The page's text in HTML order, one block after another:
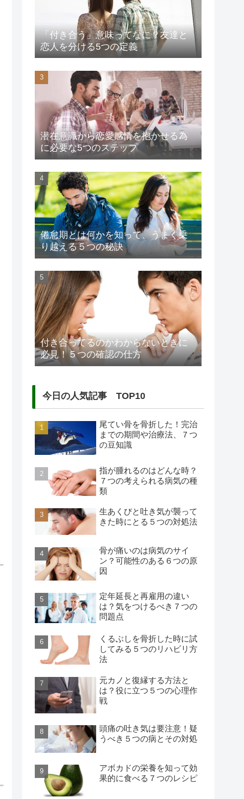
「付き合う」意味ってなに？友達と
恋人を分ける5つの定義
潜在意識から恋愛感情を抱かせる為
に必要な5つのステップ
倦怠期とは何かを知って、うまく乗
り越える５つの秘訣
付き合ってるのかわからないときに
必見！５つの確認の仕方
今日の人気記事 TOP10
尾てい骨を骨折した！完治
までの期間や治療法、７つ
の豆知識
指が腫れるのはどんな時？
７つの考えられる病気の種
類
生あくびと吐き気が襲って
きた時にとる５つの対処法
骨が痛いのは病気のサイ
ン？可能性のある６つの原
因
定年延長と再雇用の違い
は？気をつけるべき７つの
問題点
くるぶしを骨折した時に試
してみる５つのリハビリ方
法
元カノと復縁する方法と
は？役に立つ５つの心理作
戦
頭痛の吐き気は要注意！疑
うべき５つの病とその対処
アボカドの栄養を知って効
果的に食べる７つのレシピ